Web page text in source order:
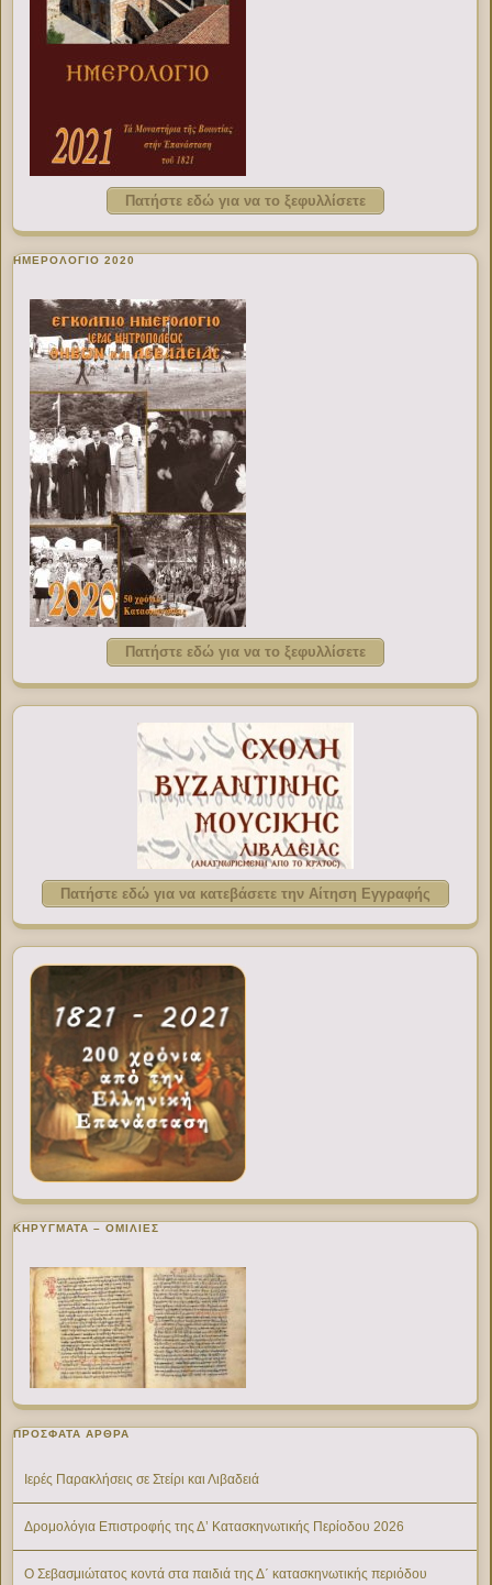
Πατήστε εδώ για να το ξεφυλλίσετε
ΗΜΕΡΟΛΟΓΙΟ 2020
Πατήστε εδώ για να το ξεφυλλίσετε
Πατήστε εδώ για να κατεβάσετε την Αίτηση Εγγραφής
ΚΗΡΥΓΜΑΤΑ – ΟΜΙΛΙΕΣ
ΠΡΌΣΦΑΤΑ ΆΡΘΡΑ
Ιερές Παρακλήσεις σε Στείρι και Λιβαδειά
Δρομολόγια Επιστροφής της Δ’ Κατασκηνωτικής Περίοδου 2026
Ο Σεβασμιώτατος κοντά στα παιδιά της Δ΄ κατασκηνωτικής περιόδου